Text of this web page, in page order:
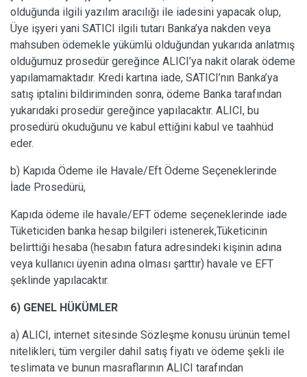
olduğunda ilgili yazılım aracılığı ile iadesini yapacak olup,
Üye işyeri yani SATICI ilgili tutarı Banka’ya nakden veya
mahsuben ödemekle yükümlü olduğundan yukarıda anlatmış
olduğumuz prosedür gereğince ALICI’ya nakit olarak ödeme
yapılamamaktadır. Kredi kartına iade, SATICI’nın Banka’ya
satış iptalini bildiriminden sonra, ödeme Banka tarafından
yukarıdaki prosedür gereğince yapılacaktır. ALICI, bu
prosedürü okuduğunu ve kabul ettiğini kabul ve taahhüd
eder.
b) Kapıda Ödeme ile Havale/Eft Ödeme Seçeneklerinde
İade Prosedürü,
Kapıda ödeme ile havale/EFT ödeme seçeneklerinde iade
Tüketiciden banka hesap bilgileri istenerek,Tüketicinin
belirttiği hesaba (hesabın fatura adresindeki kişinin adına
veya kullanıcı üyenin adına olması şarttır) havale ve EFT
şeklinde yapılacaktır.
6) GENEL HÜKÜMLER
a) ALICI, internet sitesinde Sözleşme konusu ürünün temel
nitelikleri, tüm vergiler dahil satış fiyatı ve ödeme şekli ile
teslimata ve bunun masraflarının ALICI tarafından